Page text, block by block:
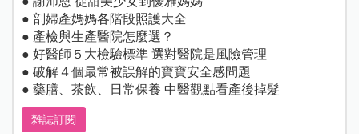
● 剖婦產媽媽各階段照護大全
● 產檢與生產醫院怎麼選？
● 好醫師５大檢驗標準 選對醫院是風險管理
● 破解４個最常被誤解的寶寶安全感問題
● 藥膳、茶飲、日常保養 中醫觀點看產後掉髮
雜誌訂閱